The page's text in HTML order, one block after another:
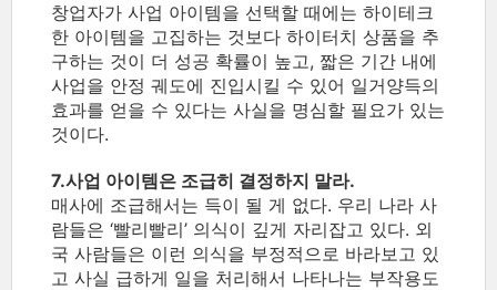
창업자가 사업 아이템을 선택할 때에는 하이테크
한 아이템을 고집하는 것보다 하이터치 상품을 추
구하는 것이 더 성공 확률이 높고, 짧은 기간 내에
사업을 안정 궤도에 진입시킬 수 있어 일거양득의
효과를 얻을 수 있다는 사실을 명심할 필요가 있는
것이다.
7.사업 아이템은 조급히 결정하지 말라.
매사에 조급해서는 득이 될 게 없다. 우리 나라 사
람들은 ‘빨리빨리’ 의식이 깊게 자리잡고 있다. 외
국 사람들은 이런 의식을 부정적으로 바라보고 있
고 사실 급하게 일을 처리해서 나타나는 부작용도